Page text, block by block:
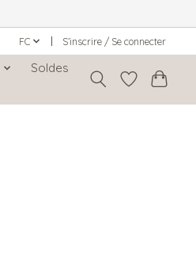
FC S’inscrire / Se connecter
Soldes